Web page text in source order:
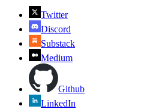
Twitter
Discord
Substack
Medium
Github
LinkedIn